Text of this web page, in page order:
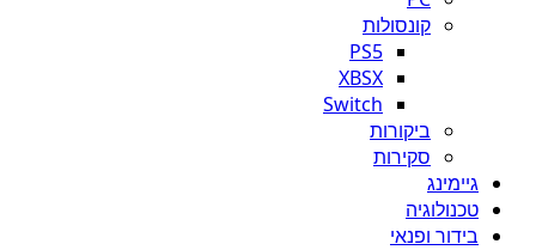
קונסולות
PS5
XBSX
Switch
ביקורות
סקירות
גיימינג
טכנולוגיה
בידור ופנאי